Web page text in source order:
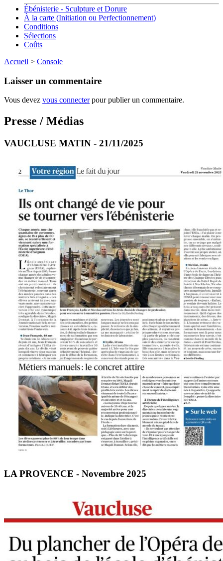
Ébénisterie - Sculpture et Dorure
À la carte (Initiation ou Perfectionnement)
Conditions
Sélections
Coûts
Accueil > Console
Laisser un commentaire
Vous devez vous connecterpour publier un commentaire.
Presse / Médias
VAUCLUSE MATIN - 21/11/2025
LA PROVENCE - Novembre 2025